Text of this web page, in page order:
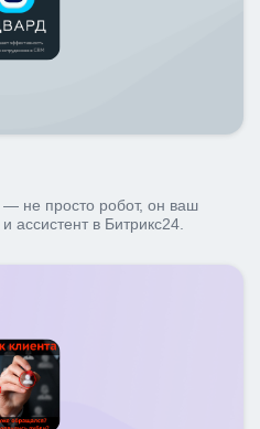
— не просто робот, он ваш
в Битрикс24.